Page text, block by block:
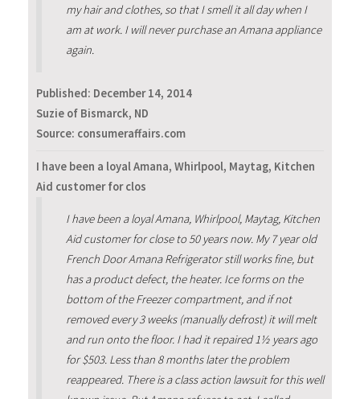
my hair and clothes, so that I smell it all day when I
am at work. I will never purchase an Amana appliance
again.
Published: December 14, 2014
Suzie of Bismarck, ND
Source: consumeraffairs.com
I have been a loyal Amana, Whirlpool, Maytag, Kitchen
Aid customer for clos
I have been a loyal Amana, Whirlpool, Maytag, Kitchen
Aid customer for close to 50 years now. My 7 year old
French Door Amana Refrigerator still works fine, but
has a product defect, the heater. Ice forms on the
bottom of the Freezer compartment, and if not
removed every 3 weeks (manually defrost) it will melt
and run onto the floor. I had it repaired 1½ years ago
for $503. Less than 8 months later the problem
reappeared. There is a class action lawsuit for this well